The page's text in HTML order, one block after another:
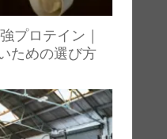
プロテイン｜
ための選び方